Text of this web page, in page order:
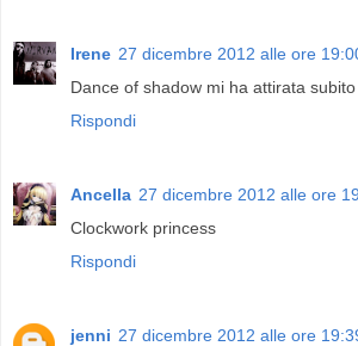
Irene 27 dicembre 2012 alle ore
Dance of shadow mi ha attirata subito
Rispondi
Ancella 27 dicembre 2012 alle ore
Clockwork princess
Rispondi
jenni 27 dicembre 2012 alle ore